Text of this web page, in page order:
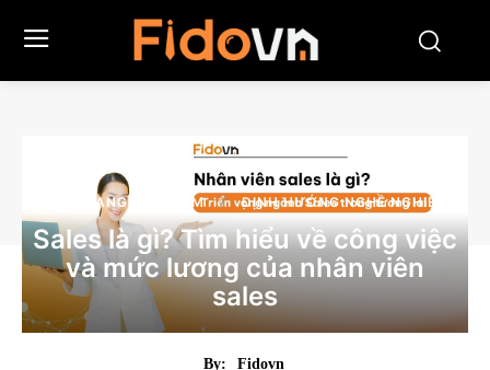
CẨM NANG VIỆC LÀM ĐỊNH HƯỚNG NGHỀ NGHIỆP
Sales là gì? Tìm hiểu về công việc
và mức lương của nhân viên
sales
By:
Fidovn